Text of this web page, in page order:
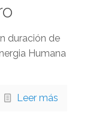
duración de
Humana
Leer más